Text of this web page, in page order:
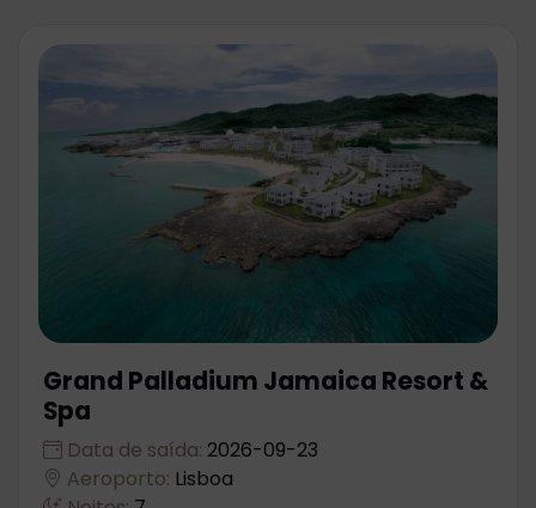
Grand Palladium Jamaica Resort &
Spa
Data de saída: 2026-09-23
Aeroporto: Lisboa